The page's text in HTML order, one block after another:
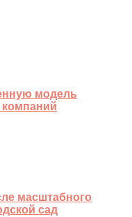
модель
компаний
масштабного
сад